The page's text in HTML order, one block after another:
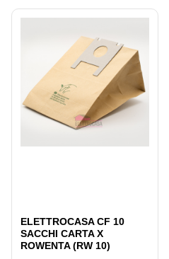
ELETTROCASA CF 10
SACCHI CARTA X
ROWENTA (RW 10)